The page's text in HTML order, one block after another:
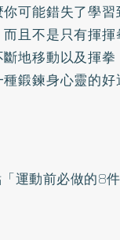
可能錯失了學
且不是只有揮
斷地移動以及揮
鍛鍊身心靈的
運動前必做的8